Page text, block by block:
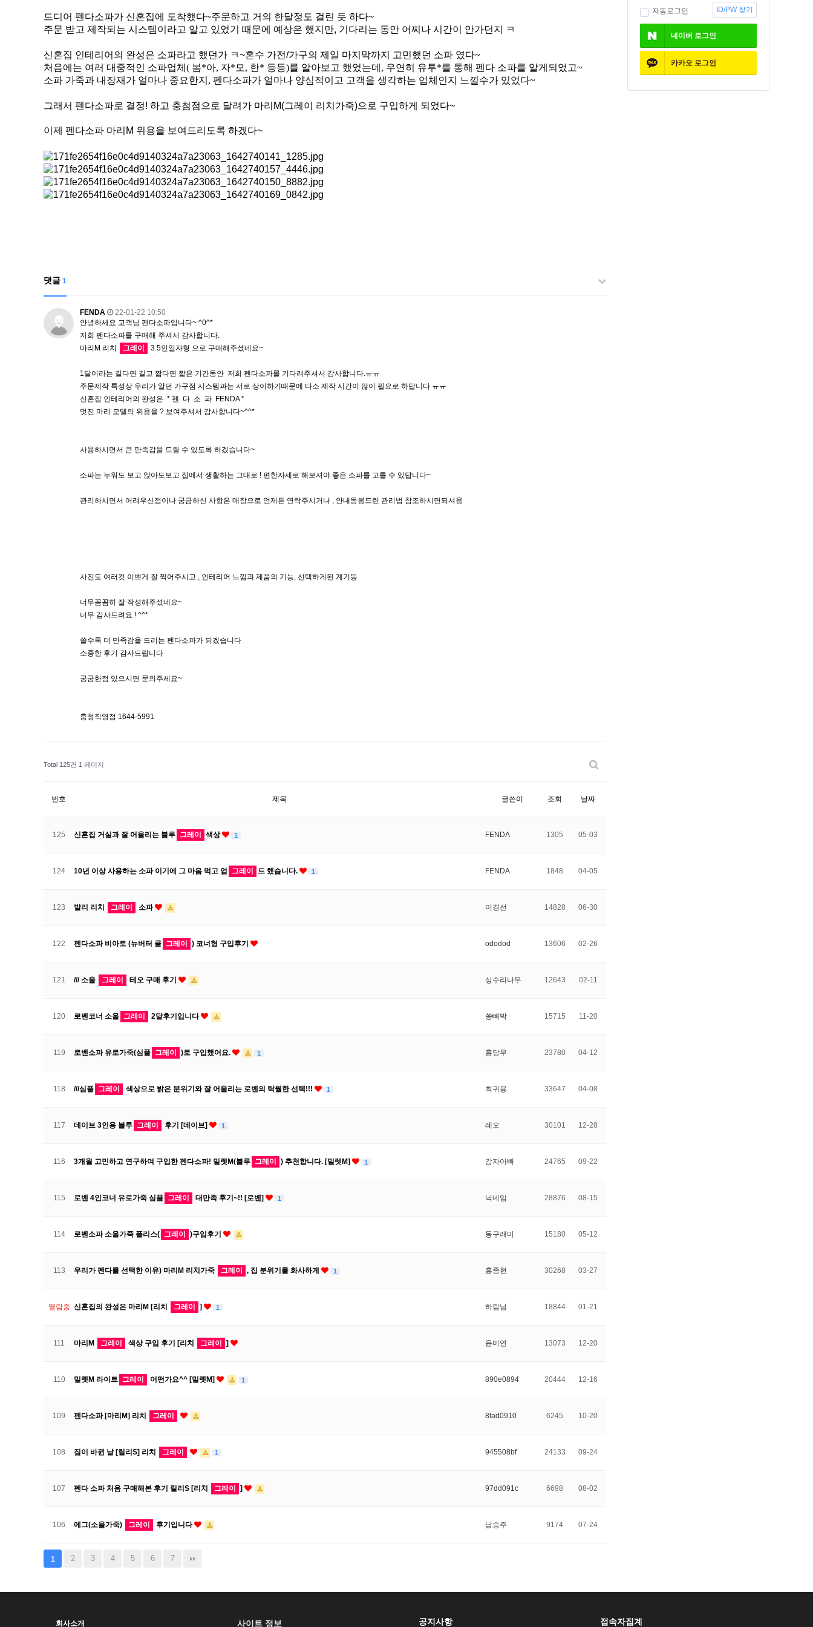
드디어 펜다소파가 신혼집에 도착했다~주문하고 거의 한달정도 걸린 듯 하다~
주문 받고 제작되는 시스템이라고 알고 있었기 때문에 예상은 했지만, 기다리는 동안 어찌나 시간이 안가던지 ㅋ
신혼집 인테리어의 완성은 소파라고 했던가 ㅋ~혼수 가전/가구의 제일 마지막까지 고민했던 소파 였다~
처음에는 여러 대중적인 소파업체 ( 봄*아, 자* 모 , 한* 등등)를 알아보고 했었는데 , 우연히 유투*를 통해 펜다 소파를 알게되었고~
소파 가죽과 내장재가 얼마나 중요한지 , 펜다소파가 얼마나 양심적이고 고객을 생각하는 업체인지 느낄수가 있었다~
그래서 펜다소파로 결정! 하고 충첨점으로 달려가 마리 M(그레이 리치가죽)으로 구입하게 되었다~
이제 펜다소파 마리 M 위용을 보여드리도록 하겠다~
댓글 1
FENDA
22-01-22 10:50
안녕하세요 고객님 펜다소파입니다~ ^0^*
저희 펜다소파를 구매해 주셔서 감사합니다.
마리M 리치
그레이 3.5인일자형 으로 구매해주셨네요~
1달이라는 길다면 길고 짧다면 짧은 기간동안 저희 펜다소파를 기다려주셔서 감사합니다.ㅠㅠ
주문제작 특성상 우리가 알던 가구점 시스템과는 서로 상이하기때문에 다소 제작 시간이 많이 필요로 하답니다 ㅠㅠ
신혼집 인테리어의 완성은 * 펜 다 소 파 FENDA *
멋진 마리 모델의 위용을 ? 보여주셔서 감사합니다~^^*
사용하시면서 큰 만족감을 드릴 수 있도록 하겠습니다~
소파는 누워도 보고 앉아도보고 집에서 생활하는 그대로 ! 편한자세로 해보셔야 좋은 소파를 고를 수 있답니다~
관리하시면서 어려우신점이나 궁금하신 사항은 매장으로 언제든 연락주시거나 , 안내동봉드린 관리법 참조하시면되셔용
사진도 여러컷 이쁘게 잘 찍어주시고 , 인테리어 느낌과 제품의 기능, 선택하게된 계기등
너무꼼꼼히 잘 작성해주셨네요~
너무 감사드려요 ! ^^*
쓸수록 더 만족감을 드리는 펜다소파가 되겠습니다
소중한 후기 감사드립니다
궁굼한점 있으시면 문의주세요~
충청직영점 1644-5991
Total 125건 1 페이지
번호 제목 글쓴이 조회 날짜
125 신혼집 거실과 잘 어울리는 블루 그레이 색상 1 FENDA 1305 05-03
124 10년 이상 사용하는 소파 이기에 그 마음 먹고 업 그레이 드 했습니다. 1 FENDA 1848 04-05
123 발리 리치 그레이 소파 이경선 14828 06-30
122 펜다소파 비아토 (뉴버터 쿨 그레이 ) 코너형 구입후기 ododod 13606 02-26
121 /// 소울 그레이 테오 구매 후기 상수리나무 12643 02-11
120 로벤코너 소울 그레이 2달후기입니다 쏭빼박 15715 11-20
119 로벤소파 유로가죽(심플 그레이 )로 구입했어요. 1 홍당무 23780 04-12
118 ///심플 그레이 색상으로 밝은 분위기와 잘 어울리는 로벤의 탁월한 선택!!! 1 최귀용 33647 04-08
117 데이브 3인용 블루 그레이 후기 [데이브] 1 레오 30101 12-28
116 3개월 고민하고 연구하여 구입한 펜다소파! 밀렛M(블루 그레이 ) 추천합니다. [밀렛M] 1 감자아빠 24765 09-22
115 로벤 4인코너 유로가죽 심플 그레이 대만족 후기~!! [로벤] 1 닉네임 28876 08-15
114 로벤소파 소울가죽 플리스( 그레이 )구입후기 동구래미 15180 05-12
113 우리가 펜다를 선택한 이유) 마리M 리치가죽 그레이 , 집 분위기를 화사하게 1 홍종현 30268 03-27
열람중 신혼집의 완성은 마리M [리치 그레이 ] 1 하림님 18844 01-21
111 마리M 그레이 색상 구입 후기 [리치 그레이 ] 윤미연 13073 12-20
110 밀렛M 라이트 그레이 어떤가요^^ [밀렛M] 1 890e0894 20444 12-16
109 펜다소파 [마리M] 리치 그레이 8fad0910 6245 10-20
108 집이 바뀐 날 [릴리S] 리치 그레이 1 945508bf 24133 09-24
107 펜다 소파 처음 구매해본 후기 릴리S [리치 그레이 ] 97dd091c 6698 08-02
106 에그(소울가죽) 그레이 후기입니다 남승주 9174 07-24
1 2 3 4 5 6 7
자동로그인 ID/PW 찾기
네이버 로그인
카카오 로그인
회사소개 사이트 정보 공지사항 접속자집계